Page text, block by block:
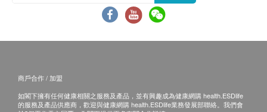
商戶合作 / 加盟
如閣下擁有任何健康相關之服務及產品，並有興趣成為健康網購 health.ESDlife
的服務及產品供應商，歡迎與健康網購 health.ESDlife業務發展部聯絡。我們會